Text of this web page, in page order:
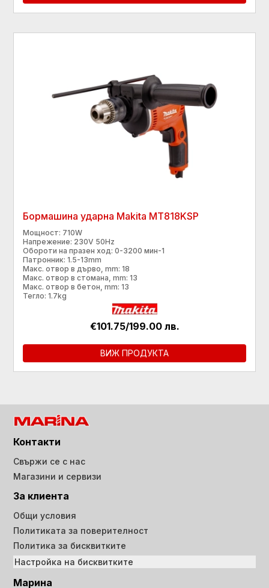
Бормашина ударна Makita МТ818KSP
Мощност: 710W
Напрежение: 230V 50Hz
Обороти на празен ход: 0-3200 мин-1
Патронник: 1.5-13mm
Макс. отвор в дърво, mm: 18
Макс. отвор в стомана, mm: 13
Макс. отвор в бетон, mm: 13
Тегло: 1.7kg
€101.75/199.00 лв.
ВИЖ ПРОДУКТА
Контакти
Свържи се с нас
Магазини и сервизи
За клиента
Общи условия
Политиката за поверителност
Политика за бисквитките
Настройка на бисквитките
Марина